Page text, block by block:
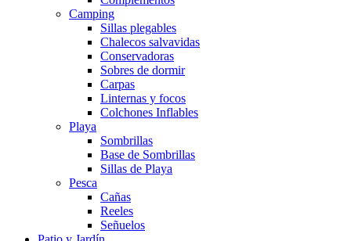
Camping
Sillas plegables
Chalecos salvavidas
Conservadoras
Sobres de dormir
Carpas
Linternas y focos
Colchones Inflables
Playa
Sombrillas
Base de Sombrillas
Sillas de Playa
Pesca
Cañas
Reeles
Señuelos